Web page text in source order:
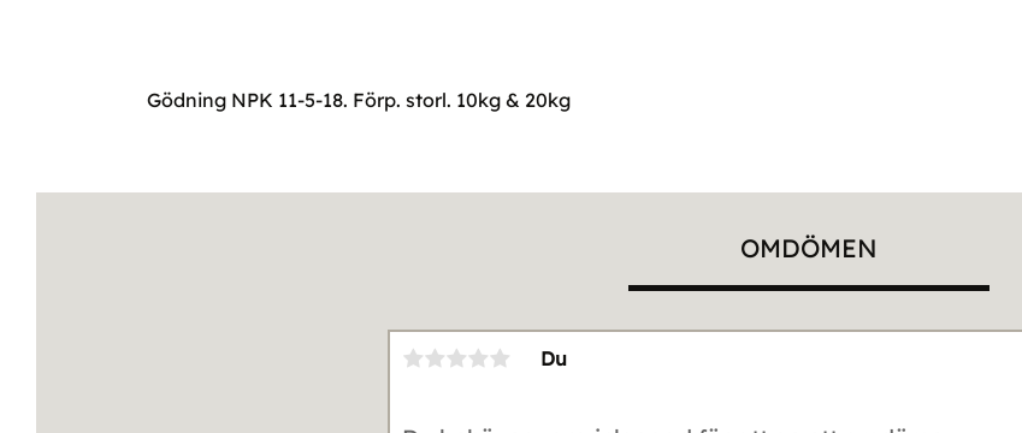
Gödning NPK 11-5-18. Förp. storl. 10kg & 20kg
OMDÖMEN
Du